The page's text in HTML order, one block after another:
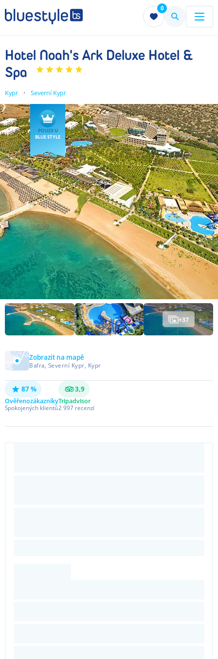
0
Menu Menu
Hotel Noah's Ark Deluxe Hotel &
Spa
Kypr Severní Kypr
POUZE U
BLUE STYLE
+37
Zobrazit na mapě
Bafra, Severní Kypr, Kypr
87 %
Ověřenozákazníky
Spokojených klientů
3,9
Tripadvisor
2 997 recenzí